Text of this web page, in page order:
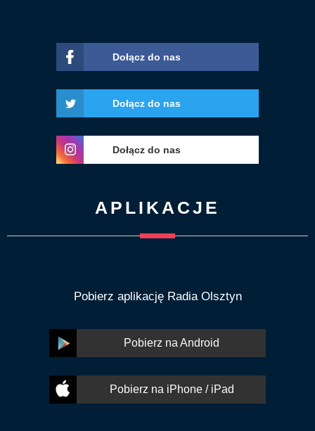
Dołącz do nas
Dołącz do nas
Dołącz do nas
APLIKACJE
Pobierz aplikację Radia Olsztyn
Pobierz na Android
Pobierz na iPhone / iPad